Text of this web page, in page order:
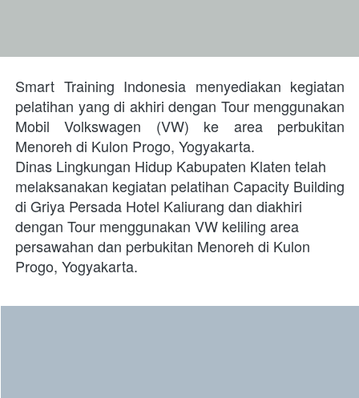
Smart Training Indonesia menyediakan kegiatan
pelatihan yang di akhiri dengan Tour menggunakan
Mobil Volkswagen (VW) ke area perbukitan
Menoreh di Kulon Progo, Yogyakarta.
Dinas Lingkungan Hidup Kabupaten Klaten telah
melaksanakan kegiatan pelatihan Capacity Building
di Griya Persada Hotel Kaliurang dan diakhiri
dengan Tour menggunakan VW keliling area
persawahan dan perbukitan Menoreh di Kulon
Progo, Yogyakarta.